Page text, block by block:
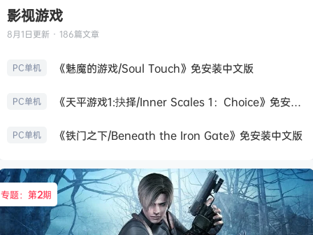
影视游戏
8月1日更新 · 186篇文章
PC单机 《魅魔的游戏/Soul Touch》免安装中文版
PC单机 《天平游戏1:抉择/Inner Scales 1：Choice》免安装中文版
PC单机 《铁门之下/Beneath the Iron Gate》免安装中文版
专题：第2期